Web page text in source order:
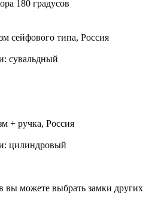
180 градусов
сейфового типа, Россия
сувальдный
+ ручка, Россия
цилиндровый
вы можете выбрать замки других